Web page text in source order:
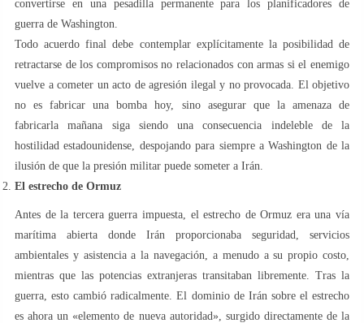
convertirse en una pesadilla permanente para los planificadores de
guerra de Washington.
Todo acuerdo final debe contemplar explícitamente la posibilidad de
retractarse de los compromisos no relacionados con armas si el enemigo
vuelve a cometer un acto de agresión ilegal y no provocada. El objetivo
no es fabricar una bomba hoy, sino asegurar que la amenaza de
fabricarla mañana siga siendo una consecuencia indeleble de la
hostilidad estadounidense, despojando para siempre a Washington de la
ilusión de que la presión militar puede someter a Irán.
El estrecho de Ormuz
Antes de la tercera guerra impuesta, el estrecho de Ormuz era una vía
marítima abierta donde Irán proporcionaba seguridad, servicios
ambientales y asistencia a la navegación, a menudo a su propio costo,
mientras que las potencias extranjeras transitaban libremente. Tras la
guerra, esto cambió radicalmente. El dominio de Irán sobre el estrecho
es ahora un «elemento de nueva autoridad», surgido directamente de la